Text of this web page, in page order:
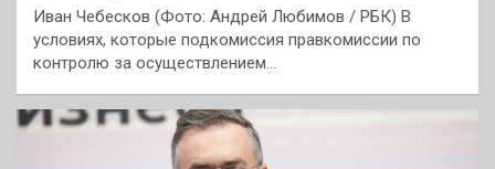
Иван Чебесков (Фото: Андрей Любимов / РБК) В
условиях, которые подкомиссия правкомиссии по
контролю за осуществлением…